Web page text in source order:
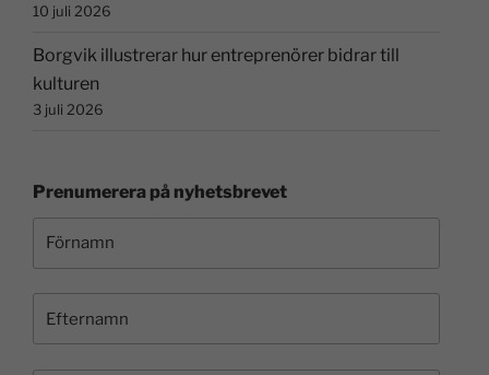
10 juli 2026
Borgvik illustrerar hur entreprenörer bidrar till
kulturen
3 juli 2026
Prenumerera på nyhetsbrevet